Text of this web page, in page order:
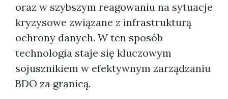
oraz w szybszym reagowaniu na sytuacje
kryzysowe związane z infrastrukturą
ochrony danych. W ten sposób
technologia staje się kluczowym
sojusznikiem w efektywnym zarządzaniu
BDO za granicą.